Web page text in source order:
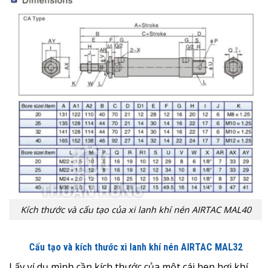
Kích thước và cấu tạo của xi lanh khí nén AIRTAC MAL40
Cấu tạo và kích thước xi lanh khí nén AIRTAC MAL32